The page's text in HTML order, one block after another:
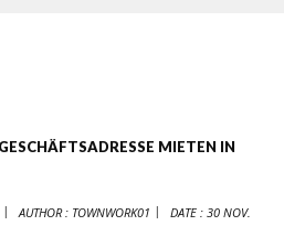
MIETEN IN
AUTHOR : TOWNWORK01 DATE : 30 NOV.